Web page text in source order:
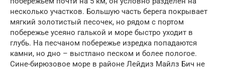
несколько участков. Большую часть берега покрывает
мягкий золотистый песочек, но рядом с портом
побережье усеяно галькой и море быстро уходит в
глубь. На песчаном побережье изредка попадаются
камни, но дно – выстлано песком и более пологое.
Сине-бирюзовое море в районе Лейдиз Майлз Бич не